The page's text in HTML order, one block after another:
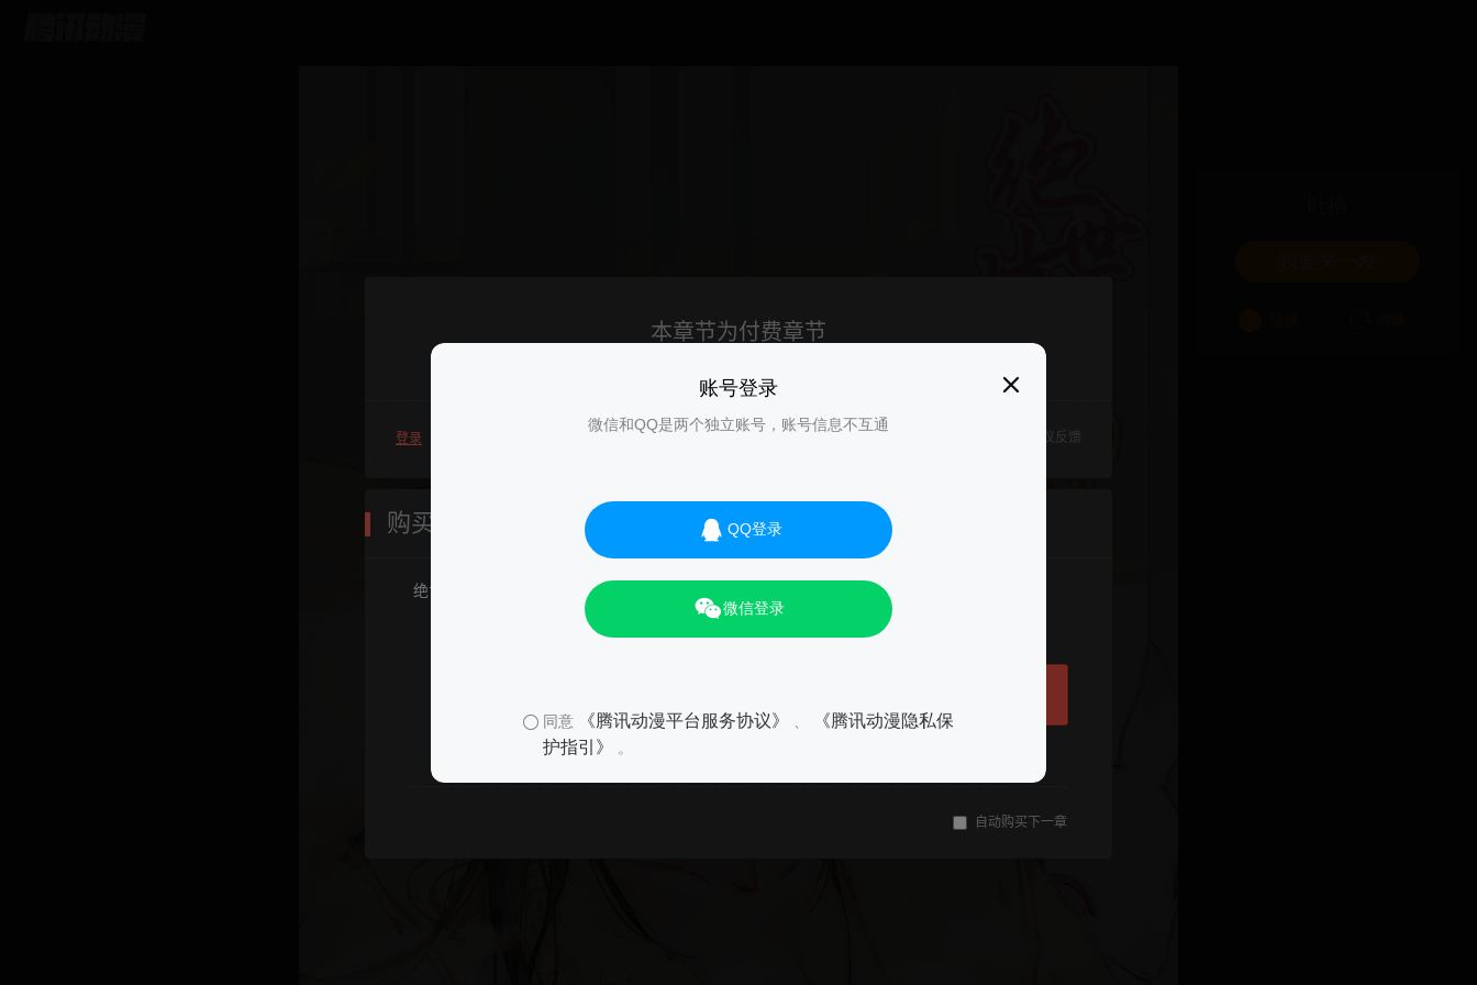
账号登录
微信和QQ是两个独立账号，账号信息不互通
QQ登录
微信登录
同意 《腾讯动漫平台服务协议》
《腾讯动漫隐私保
护指引》
。